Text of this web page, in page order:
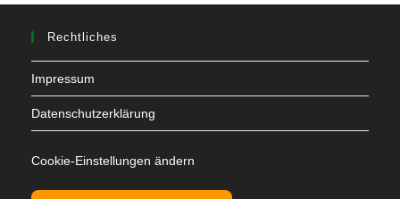
Rechtliches
Impressum
Datenschutzerklärung
Cookie-Einstellungen ändern